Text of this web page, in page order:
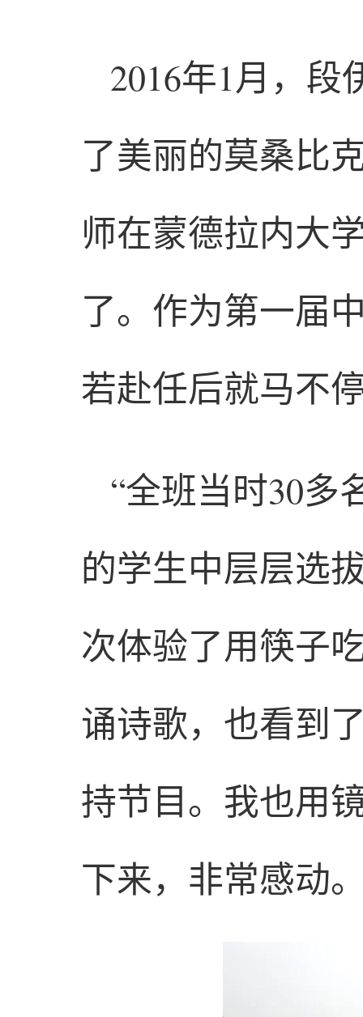
2016年1月，
了美丽的莫桑比
师在蒙德拉内大
了。作为第一届
若赴任后就马不
“全班当时30多
的学生中层层选
次体验了用筷子
诵诗歌，也看到
持节目。我也用
下来，非常感动